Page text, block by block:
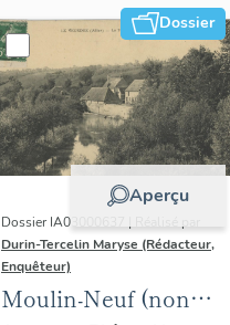
Dossier
Aperçu
Dossier IA03000637 | Réalisé par
Durin-Tercelin Maryse (Rédacteur,
Enquêteur)
Moulin-Neuf (non